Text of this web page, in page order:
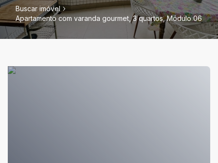
Buscar imóvel
Apartamento com varanda gourmet, 3 quartos, Módulo 06